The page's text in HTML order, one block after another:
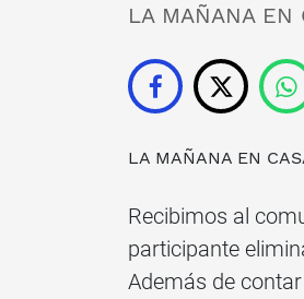
LA MAÑANA EN
LA MAÑANA EN
Recibimos al
participante
Además de